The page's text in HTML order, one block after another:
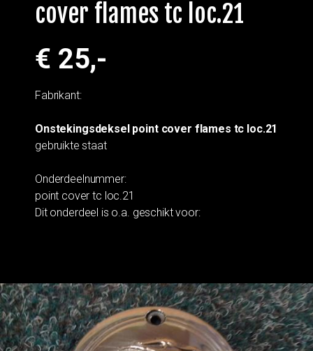
cover flames tc loc.21
€ 25,-
Fabrikant:
Onstekingsdeksel point cover flames tc loc.21
gebruikte staat
Onderdeelnummer:
point cover tc loc.21
Dit onderdeel is o.a. geschikt voor: